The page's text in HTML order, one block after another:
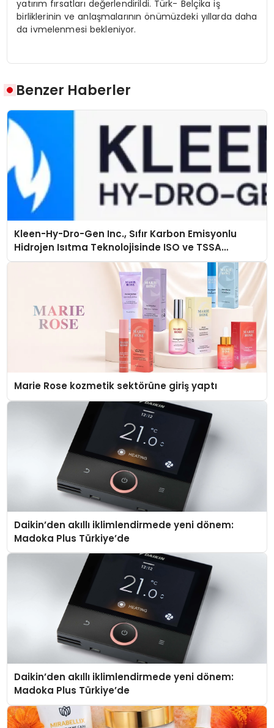
yatırım fırsatları değerlendirildi. Türk- Belçika iş
birliklerinin ve anlaşmalarının önümüzdeki yıllarda daha
da ivmelenmesi bekleniyor.
Benzer Haberler
Kleen-Hy-Dro-Gen Inc., Sıfır Karbon Emisyonlu
Hidrojen Isıtma Teknolojisinde ISO ve TSSA
Düzenleyici Onaylarını Aldı
Marie Rose kozmetik sektörüne giriş yaptı
Daikin’den akıllı iklimlendirmede yeni dönem:
Madoka Plus Türkiye’de
Daikin’den akıllı iklimlendirmede yeni dönem:
Madoka Plus Türkiye’de